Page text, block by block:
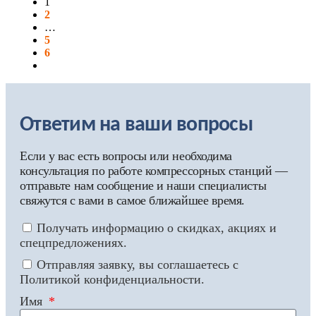
2
…
5
6
Ответим на ваши вопросы
Если у вас есть вопросы или необходима
консультация по работе компрессорных станций —
отправьте нам сообщение и наши специалисты
свяжутся с вами в самое ближайшее время.
Получать информацию о скидках, акциях и
спецпредложениях.
Отправляя заявку, вы соглашаетесь с
Политикой конфиденциальности.
Имя